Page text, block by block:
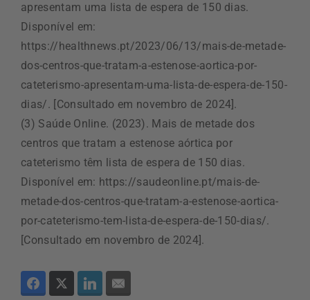
apresentam uma lista de espera de 150 dias.
Disponível em:
https://healthnews.pt/2023/06/13/mais-de-metade-
dos-centros-que-tratam-a-estenose-aortica-por-
cateterismo-apresentam-uma-lista-de-espera-de-150-
dias/. [Consultado em novembro de 2024].
(3) Saúde Online. (2023). Mais de metade dos
centros que tratam a estenose aórtica por
cateterismo têm lista de espera de 150 dias.
Disponível em: https://saudeonline.pt/mais-de-
metade-dos-centros-que-tratam-a-estenose-aortica-
por-cateterismo-tem-lista-de-espera-de-150-dias/.
[Consultado em novembro de 2024].